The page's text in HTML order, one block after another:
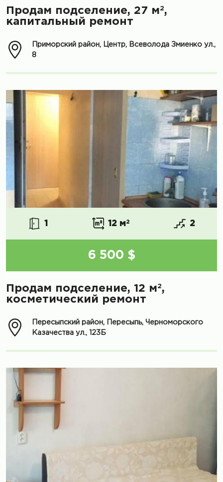
Продам подселение, 27 м2,
капитальный ремонт
Приморский район, Центр, Всеволода Змиенко ул.,
8
1 12 м2 2
6 500 $
Продам подселение, 12 м2,
косметический ремонт
Пересыпский район, Пересыпь, Черноморского
Казачества ул., 123Б